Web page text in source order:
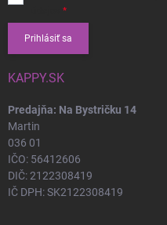
Prihlásiť sa
KAPPY.SK
Predajňa: Na Bystričku 14
Martin
036 01
IČO: 56412606
DIČ: 2122308419
IČ DPH: SK2122308419